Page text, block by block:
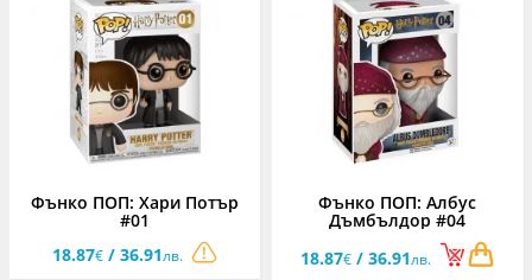
Фънко ПОП: Хари Потър
#01
18.87€/ 36.91лв.
Фънко ПОП: Албус
Дъмбълдор #04
18.87€ / 36.91лв.